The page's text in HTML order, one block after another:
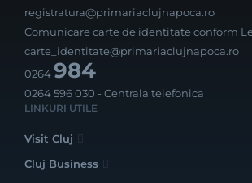
registratura@primariaclujnapoca.ro
Comunicare carte de identitate conform
carte_identitate@primariaclujnapoca.ro
0264984
0264 596 030 - Centrala telefonica
LINKURI UTILE
Visit Cluj
Cluj Business